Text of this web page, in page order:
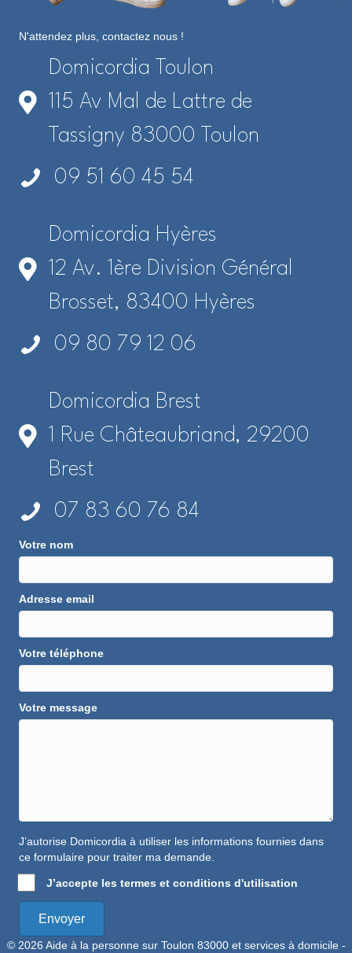
N'attendez plus, contactez nous !
Domicordia Toulon
115 Av Mal de Lattre de
Tassigny 83000 Toulon
09 51 60 45 54
Domicordia Hyères
12 Av. 1ère Division Général
Brosset, 83400 Hyères
09 80 79 12 06
Domicordia Brest
1 Rue Châteaubriand, 29200
Brest
07 83 60 76 84
Votre nom
Adresse email
Votre téléphone
Votre message
J’autorise Domicordia à utiliser les informations fournies dans
ce formulaire pour traiter ma demande.
J’accepte les termes et conditions d'utilisation
Envoyer
© 2026 Aide à la personne sur Toulon 83000 et services à domicile -